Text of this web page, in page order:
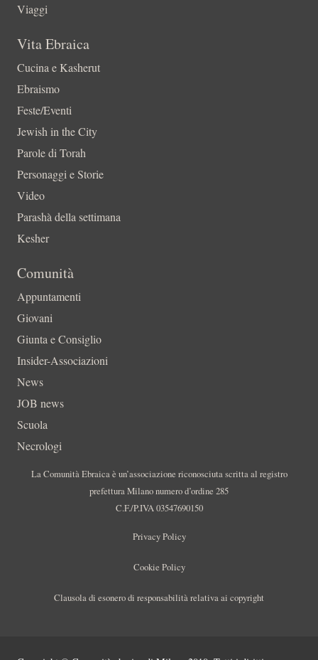
Viaggi
Vita Ebraica
Cucina e Kasherut
Ebraismo
Feste/Eventi
Jewish in the City
Parole di Torah
Personaggi e Storie
Video
Parashà della settimana
Kesher
Comunità
Appuntamenti
Giovani
Giunta e Consiglio
Insider-Associazioni
News
JOB news
Scuola
Necrologi
La Comunità Ebraica è un’associazione riconosciuta scritta al registro
prefettura Milano numero d’ordine 285
C.F./P.IVA 03547690150
Privacy Policy
Cookie Policy
Clausola di esonero di responsabilità relativa ai copyright